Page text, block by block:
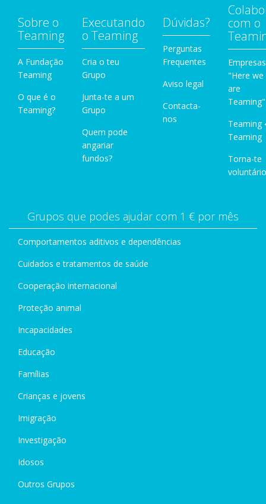
Sobre o
Teaming
A Fundação
Teaming
O que é o
Teaming?
Executando
o Teaming
Cria o teu
Grupo
Junta-te a um
Grupo
Quem pode
angariar
fundos?
Dúvidas?
Perguntas
Frequentes
Aviso legal
Contacta-
nos
com o
Empresas
"Here we
are
Teaming"
Teaming
Teaming
Torna-te
Grupos que podes ajudar com 1 € por mês
Comportamentos aditivos e dependências
Cuidados e tratamentos de saúde
Cooperação internacional
Proteção animal
Incapacidades
Educação
Famílias
Crianças e jovens
Imigração
Investigação
Idosos
Outros Grupos